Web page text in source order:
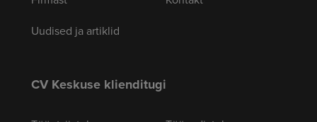
Uudised ja artiklid
CV Keskuse klienditugi